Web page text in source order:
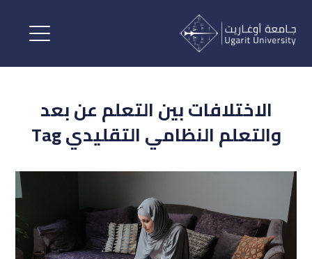
الاختلافات بين التعلم عن بعد
والتعلم النظامي التقليدي Tag